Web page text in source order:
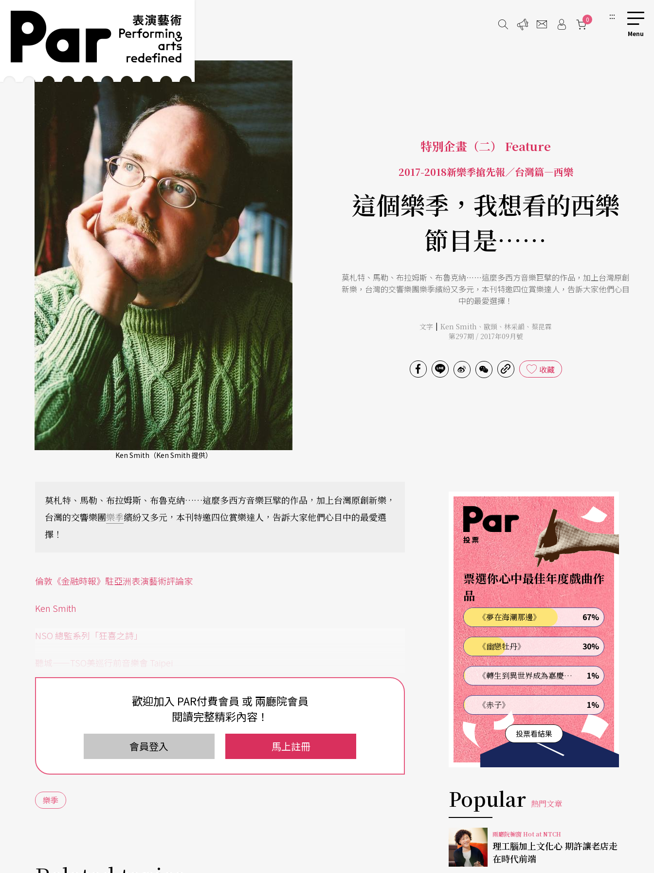
跳到主要內容區塊
網站導覽
0 :::
Ken Smith（Ken Smith 提供）
特別企畫（二） Feature
2017-2018新樂季搶先報／台灣篇—西樂
這個樂季，我想看的西樂
節目是……
莫札特、馬勒、布拉姆斯、布魯克納……這麼多西方音樂巨擘的作品，加上台灣原創
新樂，台灣的交響樂團樂季繽紛又多元，本刊特邀四位賞樂達人，告訴大家他們心目
中的最愛選擇！
文字 | Ken Smith 、 歐頭 、 林采韻 、 蔡昆霖
第297期 / 2017年09月號
收藏
莫札特、馬勒、布拉姆斯、布魯克納……這麼多西方音樂巨擘的作品，加上台灣原創新樂，
台灣的交響樂團樂季繽紛又多元，本刊特邀四位賞樂達人，告訴大家他們心目中的最愛選
擇！
倫敦《金融時報》駐亞洲表演藝術評論家
Ken Smith
NSO 總監系列「狂喜之詩」
聽城 ——TSO美巡行前音樂會 Taipei
巨觀交響四「峰迴路轉—布魯克納第三」
很多人，尤其是死忠的古典音樂迷，始終不能理解我聽音樂會的習慣。他們很不解怎麼會喜歡在
不知道自己會聽到什麼的情況下就走進音樂廳。難道我不會比較喜歡聽馬勒、莫札特或孟德爾頌
作曲家的作品呢？
歡迎加入 PAR付費會員 或 兩廳院會員
閱讀完整精彩內容！
會員登入 馬上註冊
樂季
投票
票選你心中最佳年度戲曲作
品
《夢在海潮那邊》 67%
《幽戀牡丹》 30%
《轉生到異世界成為嘉慶君—發現我的祖先是詐騙集團!?》 1%
《赤子》 1%
投票看結果
Popular 熱門文章
兩廳院櫥窗 Hot at NTCH
理工腦加上文化心 期許讓老店走
在時代前端